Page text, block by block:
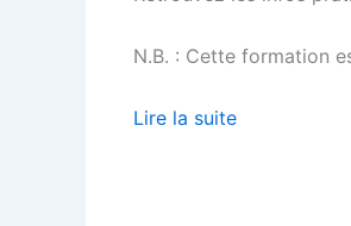
N.B. : Cette formation
Lire la suite